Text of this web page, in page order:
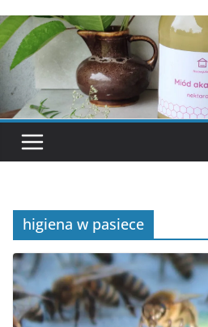
higiena w pasiece